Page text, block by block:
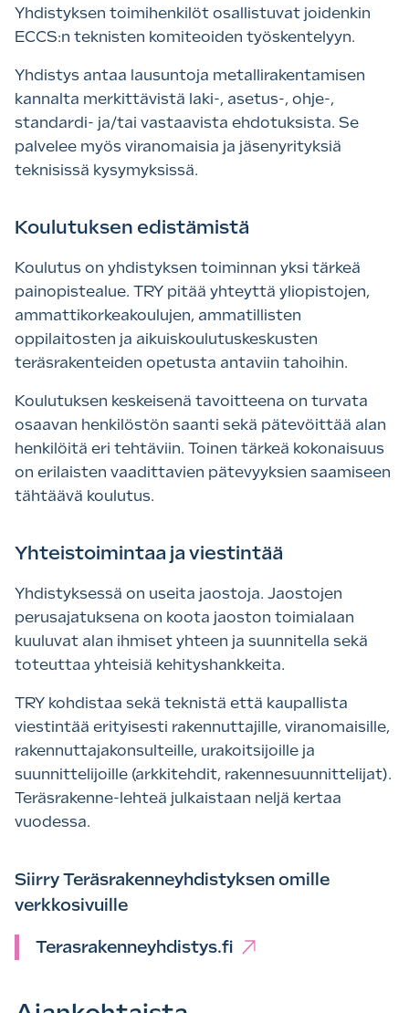
Yhdistyksen toimihenkilöt osallistuvat joidenkin
ECCS:n teknisten komiteoiden työskentelyyn.
Yhdistys antaa lausuntoja metallirakentamisen
kannalta merkittävistä laki-, asetus-, ohje-,
standardi- ja/tai vastaavista ehdotuksista. Se
palvelee myös viranomaisia ja jäsenyrityksiä
teknisissä kysymyksissä.
Koulutuksen edistämistä
Koulutus on yhdistyksen toiminnan yksi tärkeä
painopistealue. TRY pitää yhteyttä yliopistojen,
ammattikorkeakoulujen, ammatillisten
oppilaitosten ja aikuiskoulutuskeskusten
teräsrakenteiden opetusta antaviin tahoihin.
Koulutuksen keskeisenä tavoitteena on turvata
osaavan henkilöstön saanti sekä pätevöittää alan
henkilöitä eri tehtäviin. Toinen tärkeä kokonaisuus
on erilaisten vaadittavien pätevyyksien saamiseen
tähtäävä koulutus.
Yhteistoimintaa ja viestintää
Yhdistyksessä on useita jaostoja. Jaostojen
perusajatuksena on koota jaoston toimialaan
kuuluvat alan ihmiset yhteen ja suunnitella sekä
toteuttaa yhteisiä kehityshankkeita.
TRY kohdistaa sekä teknistä että kaupallista
viestintää erityisesti rakennuttajille, viranomaisille,
rakennuttajakonsulteille, urakoitsijoille ja
suunnittelijoille (arkkitehdit, rakennesuunnittelijat).
Teräsrakenne-lehteä julkaistaan neljä kertaa
vuodessa.
Siirry Teräsrakenneyhdistyksen omille
verkkosivuille
Terasrakenneyhdistys.fi